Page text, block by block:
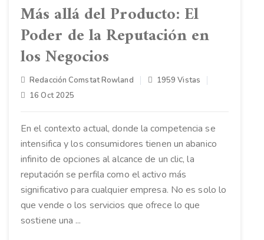
Más allá del Producto: El
Poder de la Reputación en
los Negocios
Redacción Comstat Rowland
1959 Vistas
16 Oct 2025
En el contexto actual, donde la competencia se
intensifica y los consumidores tienen un abanico
infinito de opciones al alcance de un clic, la
reputación se perfila como el activo más
significativo para cualquier empresa. No es solo lo
que vende o los servicios que ofrece lo que
sostiene una ...